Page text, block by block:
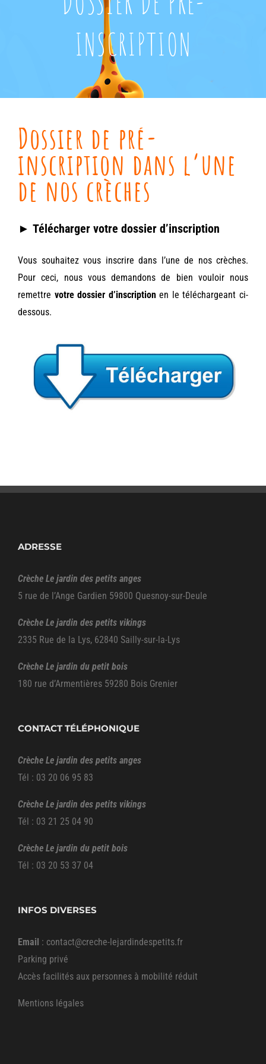
INSCRIPTION
Dossier de pré-
inscription dans l’une
de nos crèches
► Télécharger votre dossier d’inscription
Vous souhaitez vous inscrire dans l’une de nos crèches.
Pour ceci, nous vous demandons de bien vouloir nous
remettre votre dossier d’inscriptionen le téléchargeant ci-
dessous.
ADRESSE
Crèche Le jardin des petits anges
5 rue de l’Ange Gardien 59800 Quesnoy-sur-Deule
Crèche Le jardin des petits vikings
2335 Rue de la Lys, 62840 Sailly-sur-la-Lys
Crèche Le jardin du petit bois
180 rue d’Armentières 59280 Bois Grenier
CONTACT TÉLÉPHONIQUE
Crèche Le jardin des petits anges
Tél : 03 20 06 95 83
Crèche Le jardin des petits vikings
Tél : 03 21 25 04 90
Crèche Le jardin du petit bois
Tél : 03 20 53 37 04
INFOS DIVERSES
Email : contact@creche-lejardindespetits.fr
Parking privé
Accès facilités aux personnes à mobilité réduit
Mentions légales